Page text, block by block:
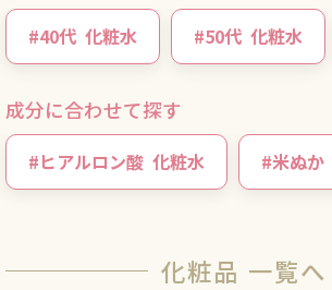
#40代 化粧水 #50代 化粧水
成分に合わせて探す
#ヒアルロン酸 化粧水 #米ぬか
化粧品 一覧へ